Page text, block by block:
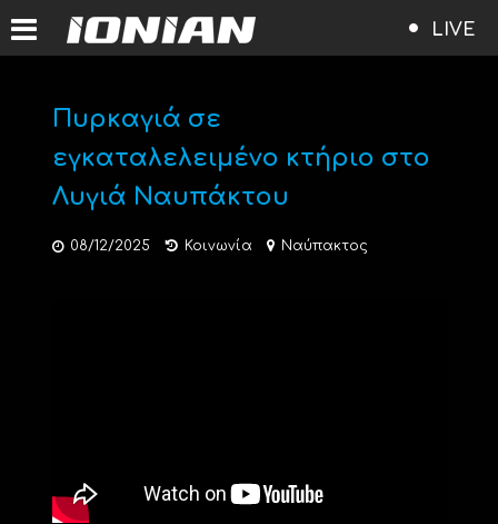
LIVE
Πυρκαγιά σε
εγκαταλελειμένο κτήριο στο
Λυγιά Ναυπάκτου
08/12/2025 Κοινωνία Ναύπακτος